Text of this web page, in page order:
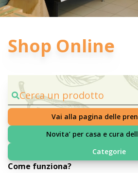
Shop Online
Cerca un prodotto
Vai alla pagina delle
Novita’ per casa e cura
Categorie
Come funziona?